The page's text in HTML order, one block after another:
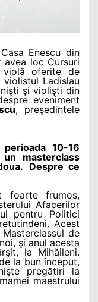
Enescu din
avea loc Cursuri
oferite de
violistul Ladislau
şi violişti din
eveniment
, preşedintele
10-16
masterclass
Despre ce
foarte frumos,
Afacerilor
pentru Politici
Acest
de
şi anul acesta
la Mihăileni.
la bun început,
pregătiri la
maestrului